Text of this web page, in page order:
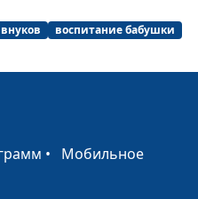
воспитание бабушки
• Мобильное